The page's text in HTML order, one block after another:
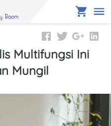
Multifungsi Ini
Mungil